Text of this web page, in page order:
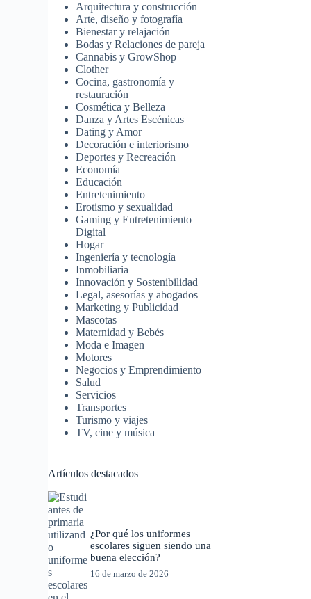
Arquitectura y construcción
Arte, diseño y fotografía
Bienestar y relajación
Bodas y Relaciones de pareja
Cannabis y GrowShop
Clother
Cocina, gastronomía y
restauración
Cosmética y Belleza
Danza y Artes Escénicas
Dating y Amor
Decoración e interiorismo
Deportes y Recreación
Economía
Educación
Entretenimiento
Erotismo y sexualidad
Gaming y Entretenimiento
Digital
Hogar
Ingeniería y tecnología
Inmobiliaria
Innovación y Sostenibilidad
Legal, asesorías y abogados
Marketing y Publicidad
Mascotas
Maternidad y Bebés
Moda e Imagen
Motores
Negocios y Emprendimiento
Salud
Servicios
Transportes
Turismo y viajes
TV, cine y música
Artículos destacados
¿Por qué los uniformes
escolares siguen siendo una
buena elección?
16 de marzo de 2026